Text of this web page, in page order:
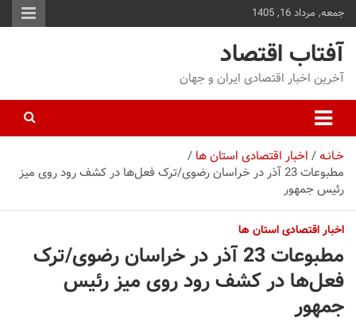
جمعه, مرداد 16, 1405
آفتاب اقتصاد
آخرین اخبار اقتصادی ایران و جهان
خـانـه اخبار اقتصادی استان ها
مطبوعات 23 آذر در خراسان رضوی/ترک‌ فعل‌ها در کشف رود روی میز
رئیس جمهور
اخبار اقتصادی استان ها
مطبوعات 23 آذر در خراسان رضوی/ترک‌
فعل‌ها در کشف رود روی میز رئیس
جمهور